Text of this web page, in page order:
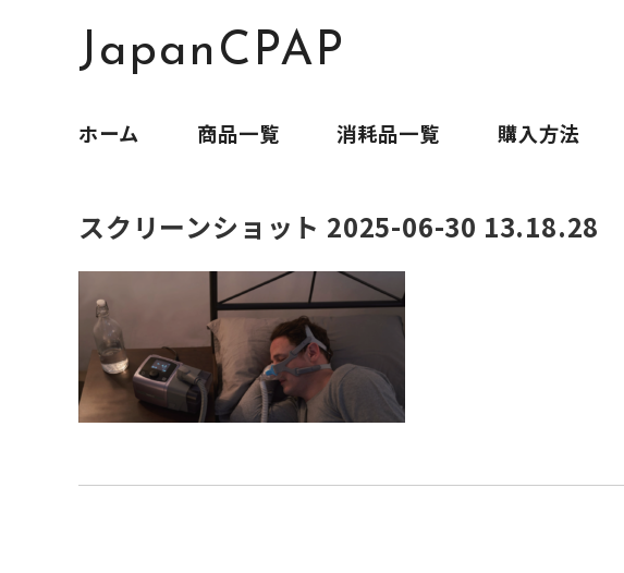
JapanCPAP
ホーム 商品一覧 消耗品一覧 購入方法
スクリーンショット 2025-06-30 13.18.28